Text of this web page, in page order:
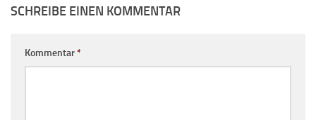
SCHREIBE EINEN KOMMENTAR
Kommentar*